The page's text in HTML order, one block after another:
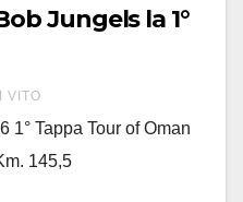
Jungels la 1°
VITO
1° Tappa Tour of Oman
145,5